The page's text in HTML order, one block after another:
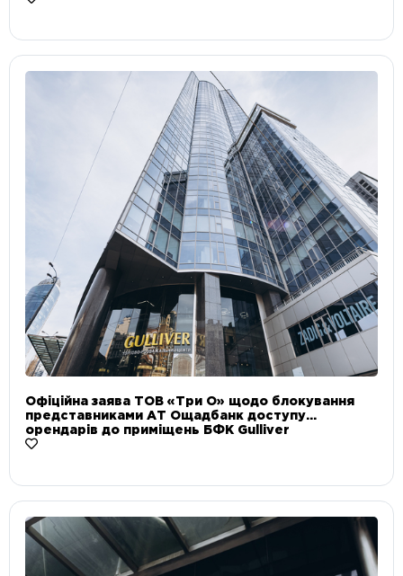
Офіційна заява ТОВ «Три О» щодо блокування
представниками АТ Ощадбанк доступу
орендарів до приміщень БФК Gulliver